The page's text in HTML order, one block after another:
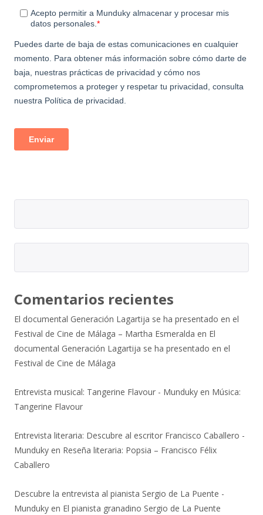
Comentarios recientes
El documental Generación Lagartija se ha presentado en el
Festival de Cine de Málaga – Martha Esmeralda en El
documental Generación Lagartija se ha presentado en el
Festival de Cine de Málaga
Entrevista musical: Tangerine Flavour - Munduky en Música:
Tangerine Flavour
Entrevista literaria: Descubre al escritor Francisco Caballero -
Munduky en Reseña literaria: Popsia – Francisco Félix
Caballero
Descubre la entrevista al pianista Sergio de La Puente -
Munduky en El pianista granadino Sergio de La Puente